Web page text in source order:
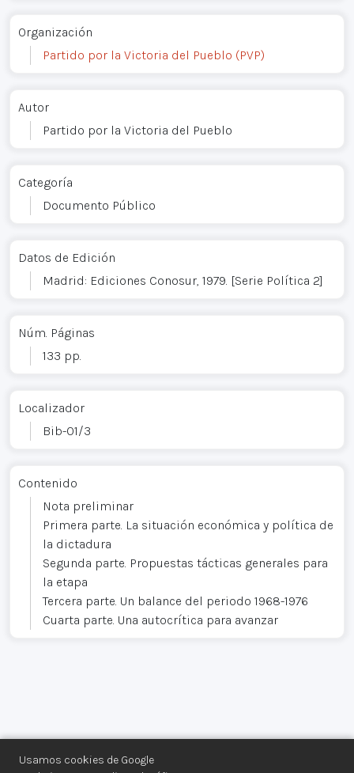
Usamos cookies de Google
Organización
Partido por la Victoria del Pueblo (PVP)
Autor
Partido por la Victoria del Pueblo
Categoría
Documento Público
Datos de Edición
Madrid: Ediciones Conosur, 1979. [Serie Política 2]
Núm. Páginas
133 pp.
Localizador
Bib-01/3
Contenido
Nota preliminar
Primera parte. La situación económica y política de
la dictadura
Segunda parte. Propuestas tácticas generales para
la etapa
Tercera parte. Un balance del periodo 1968-1976
Cuarta parte. Una autocrítica para avanzar